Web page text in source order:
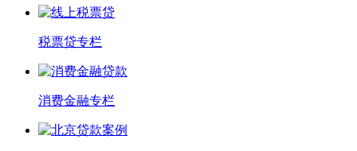
税票贷专栏
消费金融专栏